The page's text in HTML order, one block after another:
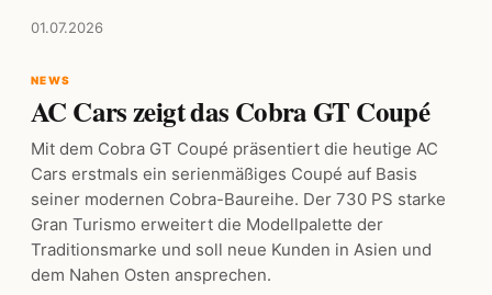
01.07.2026
NEWS
AC Cars zeigt das Cobra GT Coupé
Mit dem Cobra GT Coupé präsentiert die heutige AC
Cars erstmals ein serienmäßiges Coupé auf Basis
seiner modernen Cobra-Baureihe. Der 730 PS starke
Gran Turismo erweitert die Modellpalette der
Traditionsmarke und soll neue Kunden in Asien und
dem Nahen Osten ansprechen.